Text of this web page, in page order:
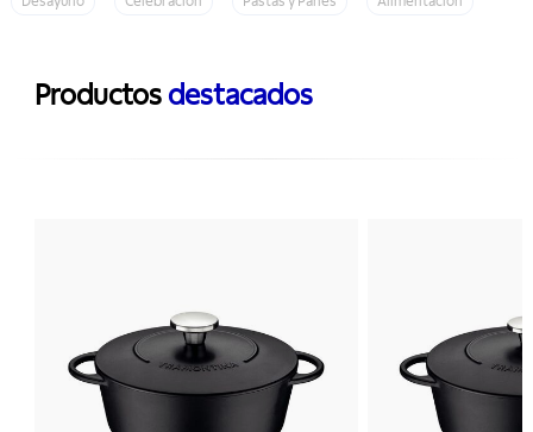
Productos destacados